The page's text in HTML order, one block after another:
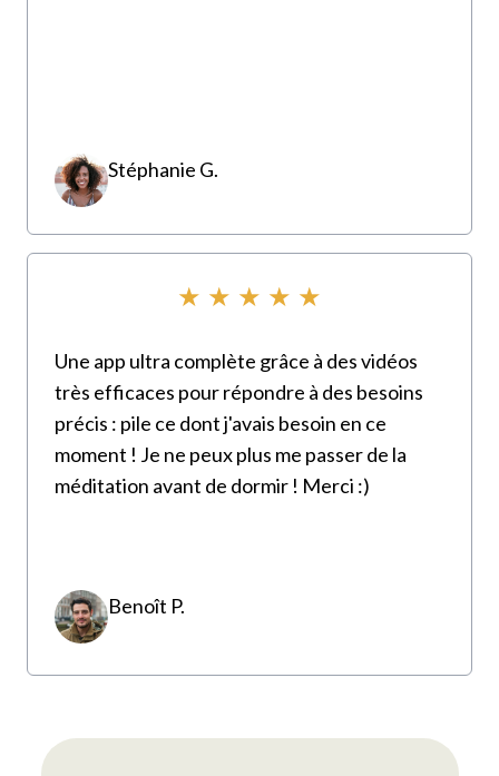
Stéphanie G.
★ ★ ★ ★ ★
Une app ultra complète grâce à des vidéos
très efficaces pour répondre à des besoins
précis : pile ce dont j'avais besoin en ce
moment ! Je ne peux plus me passer de la
méditation avant de dormir ! Merci :)
Benoît P.